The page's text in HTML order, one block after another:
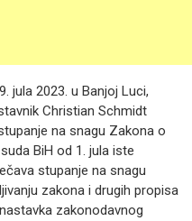
jula 2023. u Banjoj Luci,
Christian Schmidt
na snagu Zakona o
BiH od 1. jula iste
stupanje na snagu
zakona i drugih propisa
zakonodavnog